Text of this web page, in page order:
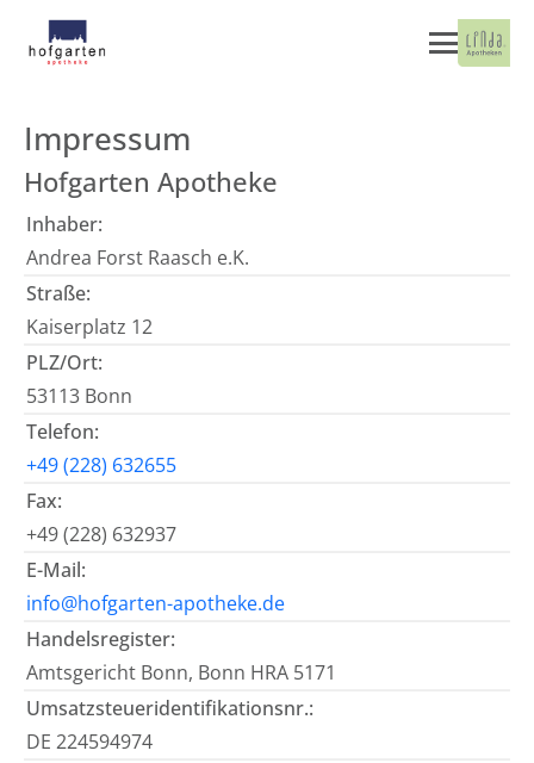
Impressum
Hofgarten Apotheke
Inhaber:
Andrea Forst Raasch e.K.
Straße:
Kaiserplatz 12
PLZ/Ort:
53113 Bonn
Telefon:
+49 (228) 632655
Fax:
+49 (228) 632937
E-Mail:
info@hofgarten-apotheke.de
Handelsregister:
Amtsgericht Bonn, Bonn HRA 5171
Umsatzsteueridentifikationsnr.:
DE 224594974